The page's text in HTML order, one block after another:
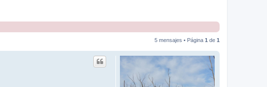
5 mensajes • Página 1 de 1